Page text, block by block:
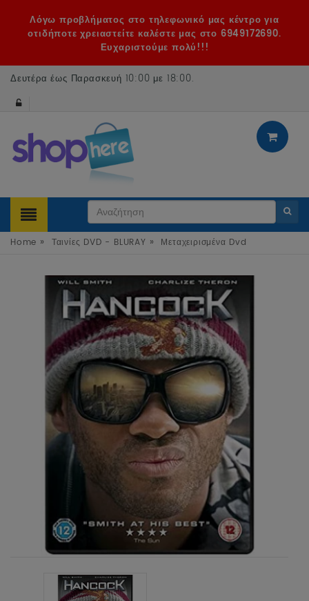
Λόγω προβλήματος στο τηλεφωνικό μας κέντρο για
οτιδήποτε χρειαστείτε καλέστε μας στο 6949172690.
Ευχαριστούμε πολύ!!!
Δευτέρα έως Παρασκευή 10:00 με 18:00.
Home » Ταινίες DVD - BLURAY » Μεταχειρισμένα Dvd